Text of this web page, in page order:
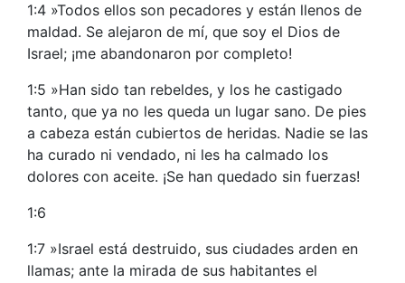
1:4 »Todos ellos son pecadores y están llenos de
maldad. Se alejaron de mí, que soy el Dios de
Israel; ¡me abandonaron por completo!
1:5 »Han sido tan rebeldes, y los he castigado
tanto, que ya no les queda un lugar sano. De pies
a cabeza están cubiertos de heridas. Nadie se las
ha curado ni vendado, ni les ha calmado los
dolores con aceite. ¡Se han quedado sin fuerzas!
1:6
1:7 »Israel está destruido, sus ciudades arden en
llamas; ante la mirada de sus habitantes el